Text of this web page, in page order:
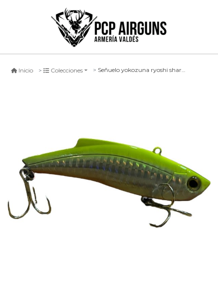
Inicio Colecciones Señuelo yokozuna ryoshi sharkie lipless #vpn, 90mm